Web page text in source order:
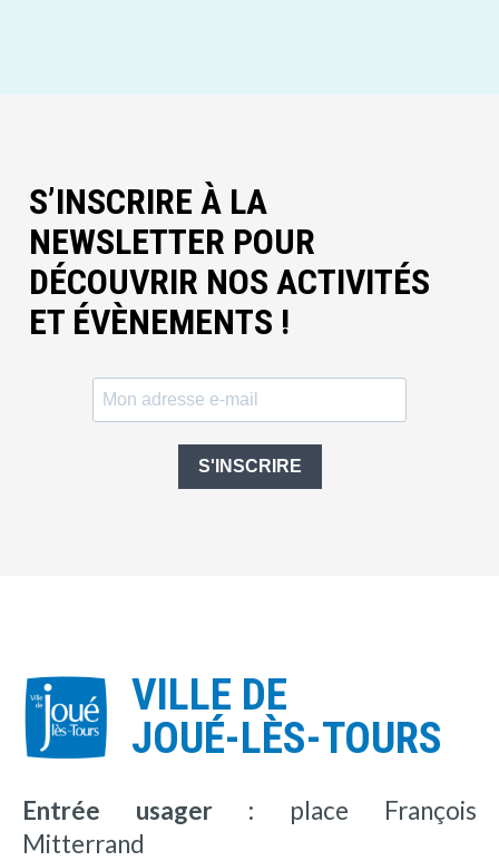
S’INSCRIRE À LA
NEWSLETTER POUR
DÉCOUVRIR NOS ACTIVITÉS
ET ÉVÈNEMENTS !
S'INSCRIRE
VILLE DE
JOUÉ-LÈS-TOURS
Entrée usager : place François
Mitterrand